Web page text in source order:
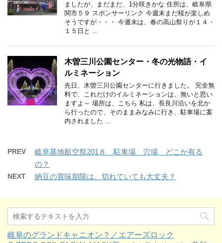
ましたが、まだまだ、1分咲きかな 住所は、岐阜県
関市５９ スポンサーリンク 今週末まだ桜が楽しめ
そうですが・・・ 今週末は、春の高山祭りが１４・
１５日と …
木曽三川公園センター・冬の光物語・イ
ルミネーション
先日、木曽三川公園センターに行きました。 完全無
料で、これだけのイルミネーションは、無いと思い
ますよ～ 場所は、こちら 私は、長良川沿いを北か
ら行ったので、そのままみなみに行き、駐車場に案
内されました …
PREV
岐阜基地航空祭201８ 駐車場 穴場 どこか有る
の？
NEXT 納豆の賞味期限は、切れていても大丈夫？
岐阜のグランドキャニオン？／エアーズロック